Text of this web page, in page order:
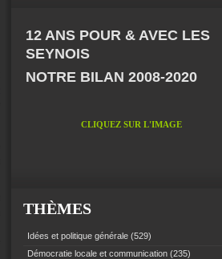
12 ANS POUR & AVEC LES
SEYNOIS
NOTRE BILAN 2008-2020
CLIQUEZ SUR L'IMAGE
THÈMES
Idées et politique générale (529)
Démocratie locale et communication (235)